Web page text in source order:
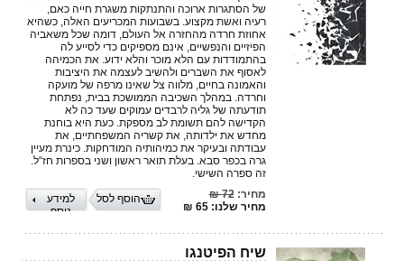
של הסתגרות ארוכה והתנתקות משגרת חייה כאם,
רעיה ואשת מקצוע. בשבועות המכריעים האלה, כשהיא
אחוזת חרדה מהחזרה אל העולם, דומה שכל משאביה
הפיזיים והנפשיים, אינם מספיקים כדי לסייע לה
בהתמודדות עם הלא מוכר והלא ידוע. את הכמיהה
לאסוף את השברים ולהשיב לעצמה את היציבות
והאמונה בחיים, מלווה צל שאינו מרפה של מועקה
וחרדה. במהלך השכיבה הממושכת בבית, נפתחת
תודעתה של גליה לרבדים עמוקים שעד כה לא
הקדישה להם תשומת לב מספקת. כעת היא בוחנת
מחדש את ילדותה, את קשריה המשפחתיים, את
עבודתה ובעיקר את כמיהותיה המודחקות. כינרת מעיין
גרה בכפר סבא. בעלת תואר ראשון ושני בספרות חז“ל.
זה ספרה השישי.
מחיר:72 ₪
מחיר שלנו: 65 ₪
למידע
נוסף
הוסף לסל
שיח הפיטנגו